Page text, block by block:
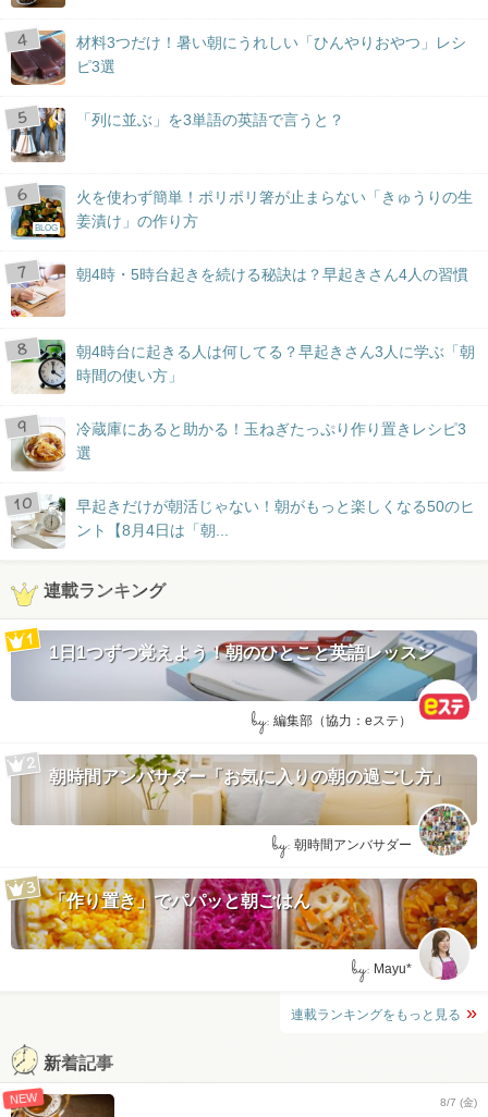
材料3つだけ！暑い朝にうれしい「ひんやりおやつ」レシ
ピ3選
「列に並ぶ」を3単語の英語で言うと？
BLOG
火を使わず簡単！ポリポリ箸が止まらない「きゅうりの生
姜漬け」の作り方
朝4時・5時台起きを続ける秘訣は？早起きさん4人の習慣
朝4時台に起きる人は何してる？早起きさん3人に学ぶ「朝
時間の使い方」
冷蔵庫にあると助かる！玉ねぎたっぷり作り置きレシピ3
選
早起きだけが朝活じゃない！朝がもっと楽しくなる50のヒ
ント【8月4日は「朝...
連載ランキング
1日1つずつ覚えよう！朝のひとこと英語レッスン
by: 編集部（協力：eステ）
朝時間アンバサダー「お気に入りの朝の過ごし方」
by: 朝時間アンバサダー
「作り置き」でパパッと朝ごはん
by: Mayu*
連載ランキングをもっと見る
新着記事
NEW 8/7 (金)